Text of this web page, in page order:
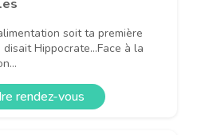
soit ta première
disait Hippocrate…Face à la
rendez-vous